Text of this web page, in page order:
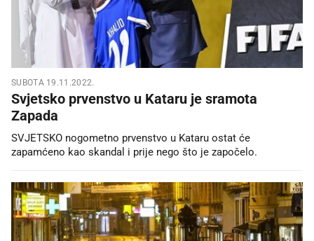
SUBOTA 19.11.2022.
Svjetsko prvenstvo u Kataru je sramota
Zapada
SVJETSKO nogometno prvenstvo u Kataru ostat će
zapamćeno kao skandal i prije nego što je započelo.